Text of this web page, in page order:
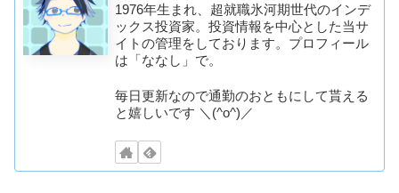
1976年生まれ、超就職氷河期世代のインデ
ックス投資家。投資情報を中心とした当サ
イトの管理をしております。プロフィール
は「ななし」で。
毎日更新なので通勤のおともにして貰える
と嬉しいです ＼(^o^)／